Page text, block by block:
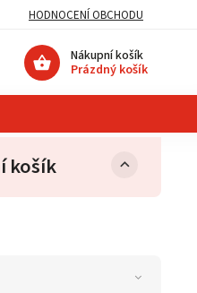
HODNOCENÍ OBCHODU
Nákupní košík
Prázdný košík
košík